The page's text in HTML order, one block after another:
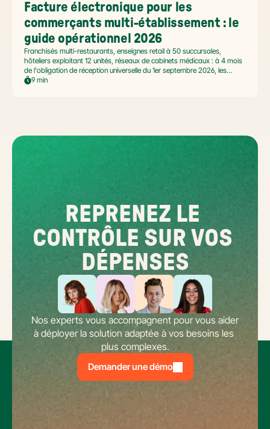
Facture électronique pour les
commerçants multi-établissement : le
guide opérationnel 2026
Franchisés multi-restaurants, enseignes retail à 50 succursales,
hôteliers exploitant 12 unités, réseaux de cabinets médicaux : à 4 mois
de l'obligation de réception universelle du 1er septembre 2026, les
commerçants multi-établissement ont un défi spécifique. Ce guide
9 min
REPRENEZ LE
CONTRÔLE SUR VOS
DÉPENSES
Nos experts vous accompagnent pour vous aider
à déployer la solution adaptée à vos besoins les
plus complexes.
Demander une démo